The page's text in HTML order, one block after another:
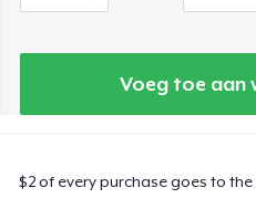
Voeg toe aan
$2 of every purchase goes to